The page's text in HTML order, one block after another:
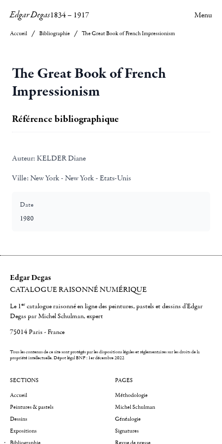
Edgar Degas1834– 1917 Menu
Accueil Bibliographie The Great Book of French Impressionism
The Great Book of French
Impressionism
Référence bibliographique
Auteur: KELDER Diane
Ville: New York - New York - Etats-Unis
Date
1980
Edgar Degas
CATALOGUE RAISONNÉ NUMÉRIQUE
Le 1er catalogue raisonné en ligne des peintures, pastels et dessins d'Edgar
Degas par Michel Schulman, expert
75014 Paris - France
Tous les contenus de ce site sont protégés par les dispositions légales et réglementaires sur les droits de la
propriété intellectuelle.Dépot légal BNF : 1er décembre 2022
SECTIONS
Accueil
Peintures & pastels
Dessins
Expositions
PAGES
Méthodologie
Michel Schulman
Généalogie
Signatures